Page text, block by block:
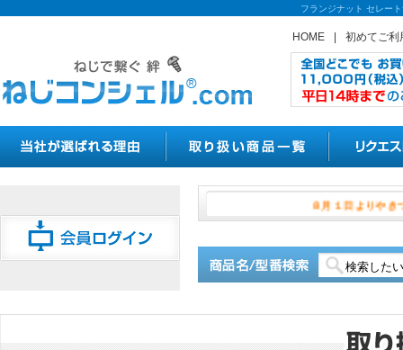
フランジナット セレー
HOME 初めてご利
８月１日